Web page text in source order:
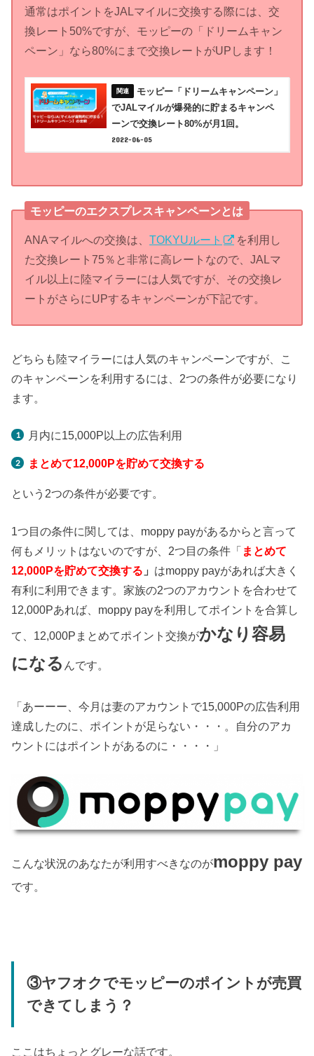
通常はポイントをJALマイルに交換する際には、交
換レート50%ですが、モッピーの「ドリームキャン
ペーン」なら80%にまで交換レートがUPします！
モッピー「ドリームキャンペーン」
でJALマイルが爆発的に貯まるキャンペ
ーンで交換レート80%が月1回。
2022-06-05
モッピーのエクスプレスキャンペーンとは
ANAマイルへの交換は、TOKYUルート
を利用し
た交換レート75％と非常に高レートなので、JALマ
イル以上に陸マイラーには人気ですが、その交換レ
ートがさらにUPするキャンペーンが下記です。
どちらも陸マイラーには人気のキャンペーンですが、こ
のキャンペーンを利用するには、2つの条件が必要になり
ます。
月内に15,000P以上の広告利用
まとめて12,000Pを貯めて交換する
という2つの条件が必要です。
1つ目の条件に関しては、moppy payがあるからと言って
何もメリットはないのですが、2つ目の条件「 まとめて
12,000Pを貯めて交換する 」 はmoppy payがあれば大きく
有利に利用できます。家族の2つのアカウントを合わせて
12,000Pあれば、moppy payを利用してポイントを合算し
て、12,000Pまとめてポイント交換がかなり容易
になる んです。
「あーーー、今月は妻のアカウントで15,000Pの広告利用
達成したのに、ポイントが足らない・・・。自分のアカ
ウントにはポイントがあるのに・・・・」
こんな状況のあなたが利用すべきなのがmoppy pay
です。
③ヤフオクでモッピーのポイントが売買
できてしまう？
ここはちょっとグレーな話です。